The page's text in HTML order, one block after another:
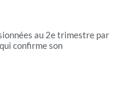
au 2e trimestre par
confirme son